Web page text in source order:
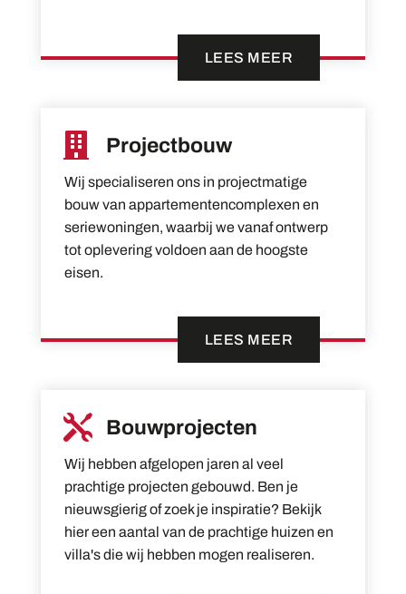
LEES MEER
 Projectbouw
Wij specialiseren ons in projectmatige
bouw van appartementencomplexen en
seriewoningen, waarbij we vanaf ontwerp
tot oplevering voldoen aan de hoogste
eisen.
LEES MEER
 Bouwprojecten
Wij hebben afgelopen jaren al veel
prachtige projecten gebouwd. Ben je
nieuwsgierig of zoek je inspiratie? Bekijk
hier een aantal van de prachtige huizen en
villa's die wij hebben mogen realiseren.